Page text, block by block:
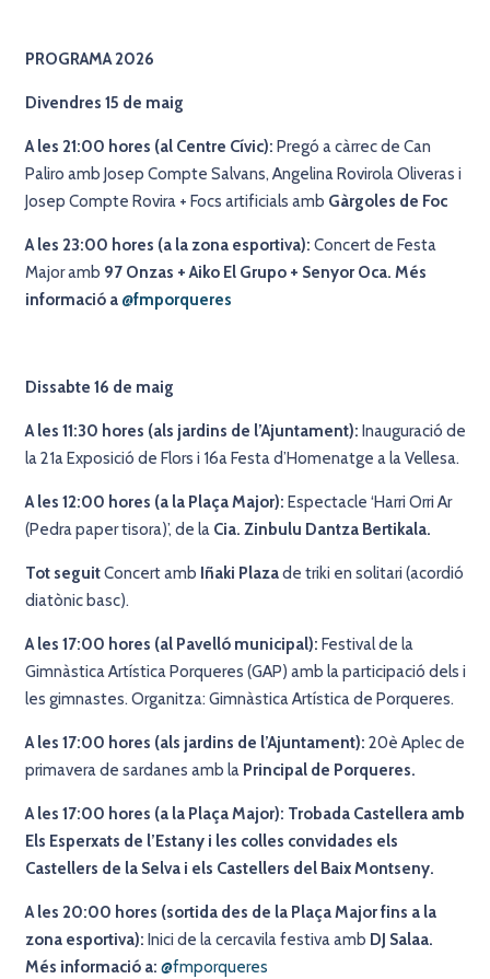
PROGRAMA 2026
Divendres 15 de maig
A les 21:00 hores (al Centre Cívic): Pregó a càrrec de Can
Paliro amb Josep Compte Salvans, Angelina Rovirola Oliveras i
Josep Compte Rovira + Focs artificials amb Gàrgoles de Foc
A les 23:00 hores (a la zona esportiva): Concert de Festa
Major amb 97 Onzas + Aiko El Grupo + Senyor Oca. Més
informació a @fmporqueres
Dissabte 16 de maig
A les 11:30 hores (als jardins de l’Ajuntament): Inauguració de
la 21a Exposició de Flors i 16a Festa d’Homenatge a la Vellesa.
A les 12:00 hores (a la Plaça Major): Espectacle ‘Harri Orri Ar
(Pedra paper tisora)’, de la Cia. Zinbulu Dantza Bertikala.
Tot seguitConcert amb Iñaki Plazade triki en solitari (acordió
diatònic basc).
A les 17:00 hores (al Pavelló municipal): Festival de la
Gimnàstica Artística Porqueres (GAP) amb la participació dels i
les gimnastes. Organitza: Gimnàstica Artística de Porqueres.
A les 17:00 hores (als jardins de l’Ajuntament): 20è Aplec de
primavera de sardanes amb la Principal de Porqueres.
A les 17:00 hores (a la Plaça Major): Trobada Castellera amb
Els Esperxats de l’Estany i les colles convidades els
Castellers de la Selva i els Castellers del Baix Montseny.
A les 20:00 hores (sortida des de la Plaça Major fins a la
zona esportiva): Inici de la cercavila festiva amb DJ Salaa.
Més informació a: @fmporqueres